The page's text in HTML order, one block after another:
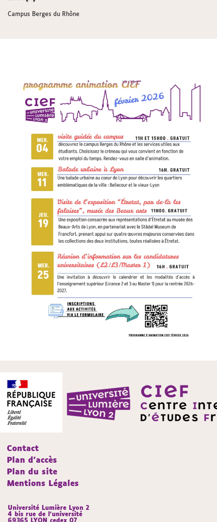
Campus Berges du Rhône
Contact
Plan d'accès
Plan du site
Mentions Légales
Université Lumière Lyon 2
4 bis rue de l’université